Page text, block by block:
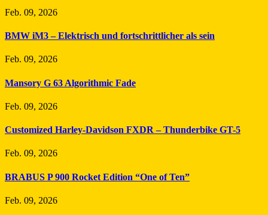
Feb. 09, 2026
BMW iM3 – Elektrisch und fortschrittlicher als sein
Feb. 09, 2026
Mansory G 63 Algorithmic Fade
Feb. 09, 2026
Customized Harley-Davidson FXDR – Thunderbike GT-5
Feb. 09, 2026
BRABUS P 900 Rocket Edition “One of Ten”
Feb. 09, 2026